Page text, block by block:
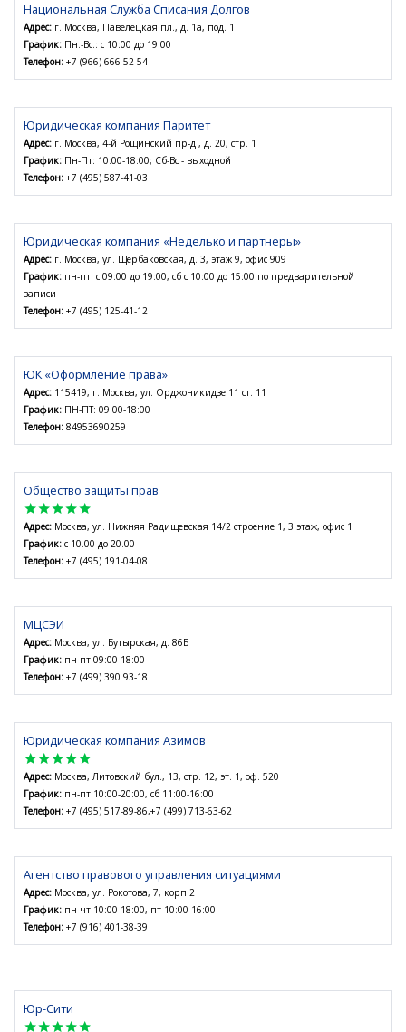
Национальная Служба Списания Долгов
Адрес: г. Москва, Павелецкая пл., д. 1а, под. 1
График: Пн.-Вс.: с 10:00 до 19:00
Телефон: +7 (966) 666-52-54
Юридическая компания Паритет
Адрес: г. Москва, 4-й Рощинский пр-д , д. 20, стр. 1
График: Пн-Пт: 10:00-18:00; Сб-Вс - выходной
Телефон: +7 (495) 587-41-03
Юридическая компания «Неделько и партнеры»
Адрес: г. Москва, ул. Щербаковская, д. 3, этаж 9, офис 909
График: пн-пт: с 09:00 до 19:00, сб с 10:00 до 15:00 по предварительной
записи
Телефон: +7 (495) 125-41-12
ЮК «Оформление права»
Адрес: 115419, г. Москва, ул. Орджоникидзе 11 ст. 11
График: ПН-ПТ: 09:00-18:00
Телефон: 84953690259
Общество защиты прав
star
star
star
star
star
Адрес: Москва, ул. Нижняя Радищевская 14/2 строение 1, 3 этаж, офис 1
График: с 10.00 до 20.00
Телефон: +7 (495) 191-04-08
МЦСЭИ
Адрес: Москва, ул. Бутырская, д. 86Б
График: пн-пт 09:00-18:00
Телефон: +7 (499) 390 93-18
Юридическая компания Азимов
star
star
star
star
star
Адрес: Москва, Литовский бул., 13, стр. 12, эт. 1, оф. 520
График: пн-пт 10:00-20:00, сб 11:00-16:00
Телефон: +7 (495) 517-89-86,+7 (499) 713-63-62
Агентство правового управления ситуациями
Адрес: Москва, ул. Рокотова, 7, корп.2
График: пн-чт 10:00-18:00, пт 10:00-16:00
Телефон: +7 (916) 401-38-39
Юр-Сити
star
star
star
star
star